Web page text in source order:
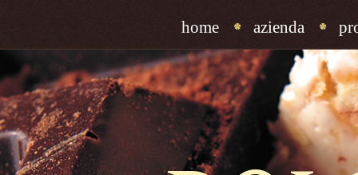
home azienda